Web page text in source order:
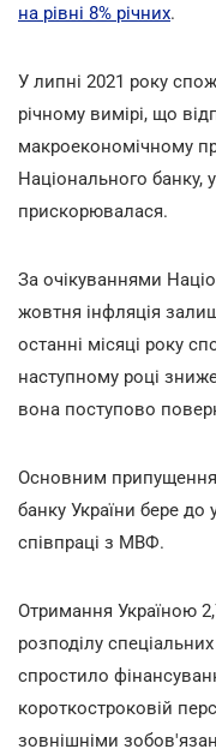
на рівні 8% річних.
У липні 2021 року
річному вимірі, що
макроекономічному
Національного банку,
прискорювалася.
За очікуваннями
жовтня інфляція
останні місяці року
наступному році
вона поступово
Основним
банку України бере
співпраці з МВФ.
Отримання Україною
розподілу
спростило
короткостроковій
зовнішніми